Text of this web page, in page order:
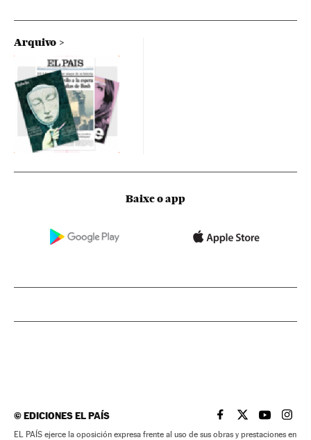
Arquivo
Baixe o app
©EDICIONES EL PAÍS EL PAÍS BRASIL EN
EL PAÍSEL PAÍS
EL
EL PAÍS ejerce la oposición expresa frente al uso de sus obras y prestaciones en